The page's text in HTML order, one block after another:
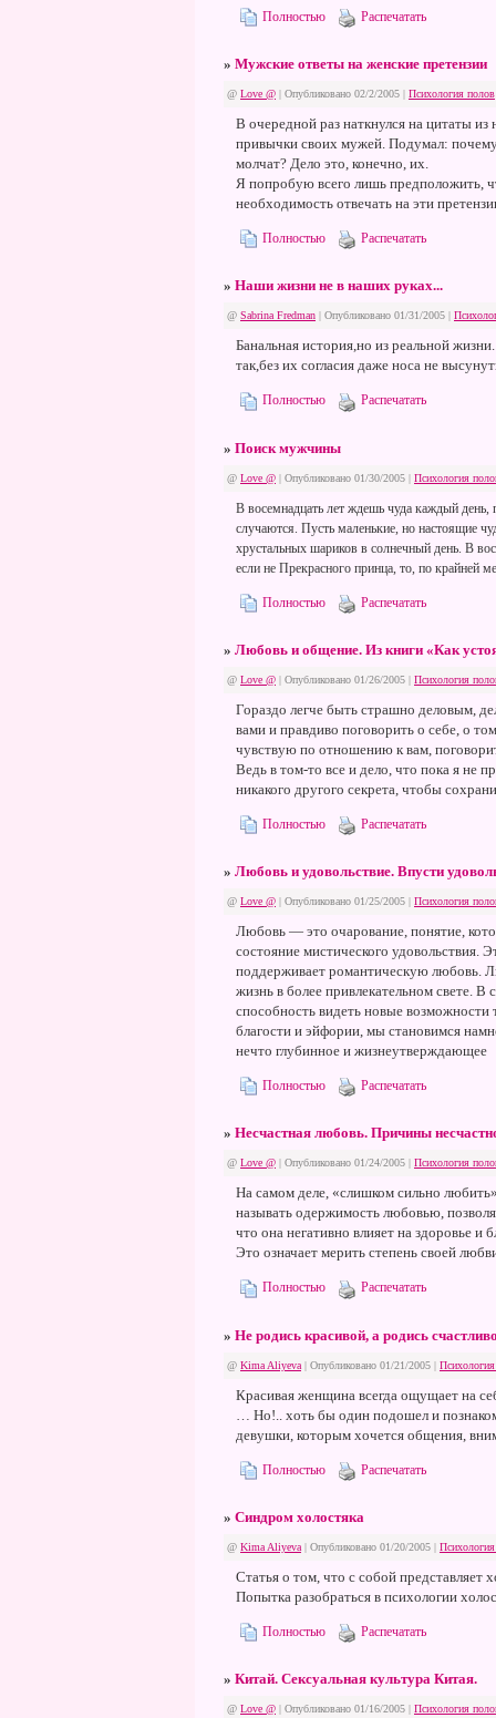
Полностью Распечатать
» Мужские ответы на женские претензии
@ Love @ | Опубликовано 02/2/2005 | Психология полов
В очередной раз наткнулся на цитаты
привычки своих мужей. Подумал:
молчат? Дело это, конечно, их.
Я попробую всего лишь предположить,
необходимость отвечать на эти
Полностью Распечатать
» Наши жизни не в наших руках...
@ Sabrina Fredman | Опубликовано 01/31/2005 |
Банальная история,но из реальной
так,без их согласия даже носа не
Полностью Распечатать
» Поиск мужчины
@ Love @ | Опубликовано 01/30/2005 | Психология
В восемнадцать лет ждешь чуда каждый день,
случаются. Пусть маленькие, но настоящие
хрустальных шариков в солнечный день. В
если не Прекрасного принца, то, по крайней
Полностью Распечатать
» Любовь и общение. Из книги «Как
@ Love @ | Опубликовано 01/26/2005 | Психология
Гораздо легче быть страшно деловым,
вами и правдиво поговорить о себе, о
чувствую по отношению к вам,
Ведь в том-то все и дело, что пока я не
никакого другого секрета, чтобы
Полностью Распечатать
» Любовь и удовольствие. Впусти
@ Love @ | Опубликовано 01/25/2005 | Психология
Любовь — это очарование, понятие,
состояние мистического
поддерживает романтическую любовь.
жизнь в более привлекательном свете.
способность видеть новые
благости и эйфории, мы становимся
нечто глубинное и жизнеутверждающее
Полностью Распечатать
» Несчастная любовь. Причины
@ Love @ | Опубликовано 01/24/2005 | Психология
На самом деле, «слишком сильно
называть одержимость любовью,
что она негативно влияет на здоровье и
Это означает мерить степень своей
Полностью Распечатать
» Не родись красивой, а родись
@ Kima Aliyeva | Опубликовано 01/21/2005 |
Красивая женщина всегда ощущает на
… Но!.. хоть бы один подошел и
девушки, которым хочется общения,
Полностью Распечатать
» Синдром холостяка
@ Kima Aliyeva | Опубликовано 01/20/2005 |
Статья о том, что с собой представляет
Попытка разобраться в психологии
Полностью Распечатать
» Китай. Сексуальная культура Китая.
@ Love @ | Опубликовано 01/16/2005 | Психология